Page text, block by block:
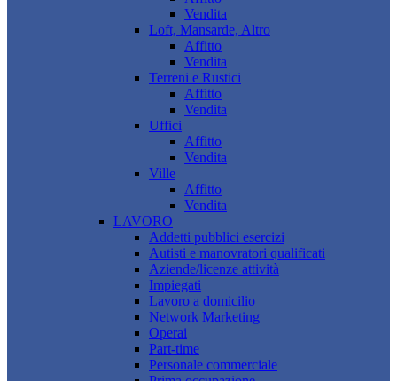
Vendita
Loft, Mansarde, Altro
Affitto
Vendita
Terreni e Rustici
Affitto
Vendita
Uffici
Affitto
Vendita
Ville
Affitto
Vendita
LAVORO
Addetti pubblici esercizi
Autisti e manovratori qualificati
Aziende/licenze attività
Impiegati
Lavoro a domicilio
Network Marketing
Operai
Part-time
Personale commerciale